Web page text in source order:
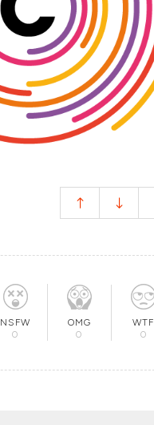
NSFW
0
OMG
0
WTF
0